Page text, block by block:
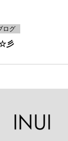
ログ
☆彡